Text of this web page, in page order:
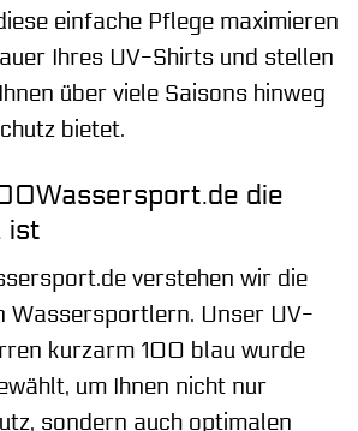
einfache Pflege maximieren
Ihres UV-Shirts und stellen
über viele Saisons hinweg
bietet.
die
ist
verstehen wir die
Wassersportlern. Unser UV-
kurzarm 100 blau wurde
um Ihnen nicht nur
sondern auch optimalen